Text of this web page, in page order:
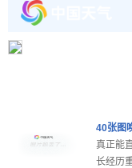
40张图
真正能
长经历